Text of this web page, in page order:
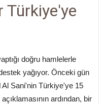
Türkiye'ye
doğru hamlelerle
yağıyor. Önceki gün
Sani'nin Türkiye'ye 15
ardından, bir